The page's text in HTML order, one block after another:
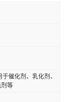
催化剂、乳化剂、
等